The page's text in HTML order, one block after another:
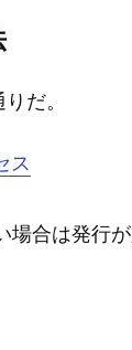
だ。
ス
合は発行が